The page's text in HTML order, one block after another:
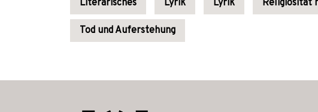
Literarisches Lyrik Lyrik Religiosität
Tod und Auferstehung